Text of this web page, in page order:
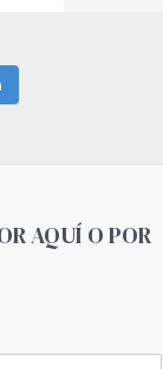
AQUÍ O POR